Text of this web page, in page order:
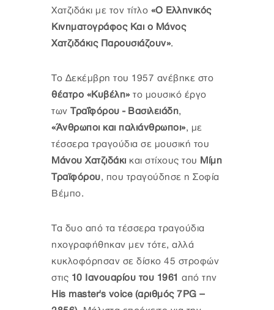
Χατζιδάκι με τον τίτλο «Ο Ελληνικός
Κινηματογράφος Και ο Μάνος
Χατζιδάκις Παρουσιάζουν».
Το Δεκέμβρη του 1957 ανέβηκε στο
θέατρο «Κυβέλη» το μουσικό έργο
των Τραΐφόρου - Βασιλειάδη,
«Άνθρωποι και παλιάνθρωποι», με
τέσσερα τραγούδια σε μουσική του
Μάνου Χατζιδάκι και στίχους του Μίμη
Τραϊφόρου, που τραγούδησε η Σοφία
Βέμπο.
Τα δυο από τα τέσσερα τραγούδια
ηχογραφήθηκαν μεν τότε, αλλά
κυκλοφόρησαν σε δίσκο 45 στροφών
στις 10 Ιανουαρίου του 1961 από την
His master's voice (αριθμός 7PG –